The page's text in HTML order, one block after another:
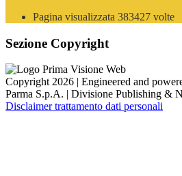
Pagina visualizzata 383427 volte
Sezione Copyright
Copyright 2026 | Engineered and
Parma S.p.A. | Divisione Publishing &
Disclaimer trattamento dati personali